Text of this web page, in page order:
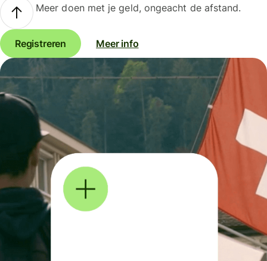
Meer doen met je geld, ongeacht de afstand.
Registreren Meer info